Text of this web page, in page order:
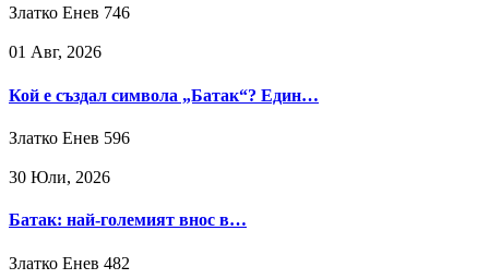
Златко Енев 746
01 Авг, 2026
Кой е създал символа „Батак“? Един…
Златко Енев 596
30 Юли, 2026
Батак: най-големият внос в…
Златко Енев 482